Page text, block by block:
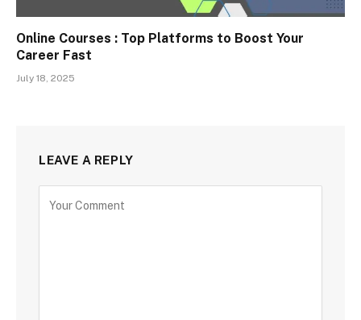
Online Courses : Top Platforms to Boost Your
Career Fast
July 18, 2025
LEAVE A REPLY